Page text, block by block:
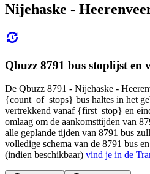
Nijehaske -
Qbuzz 8791 bus stoplijst en
De Qbuzz 8791 - Nijehaske -
{count_of_stops} bus haltes in het
vertrekkend vanaf {first_stop} en
omlaag om de aankomsttijden van
alle geplande tijden van 8791 bus
volledige schema van de 8791 bus
(indien beschikbaar) vind je in de